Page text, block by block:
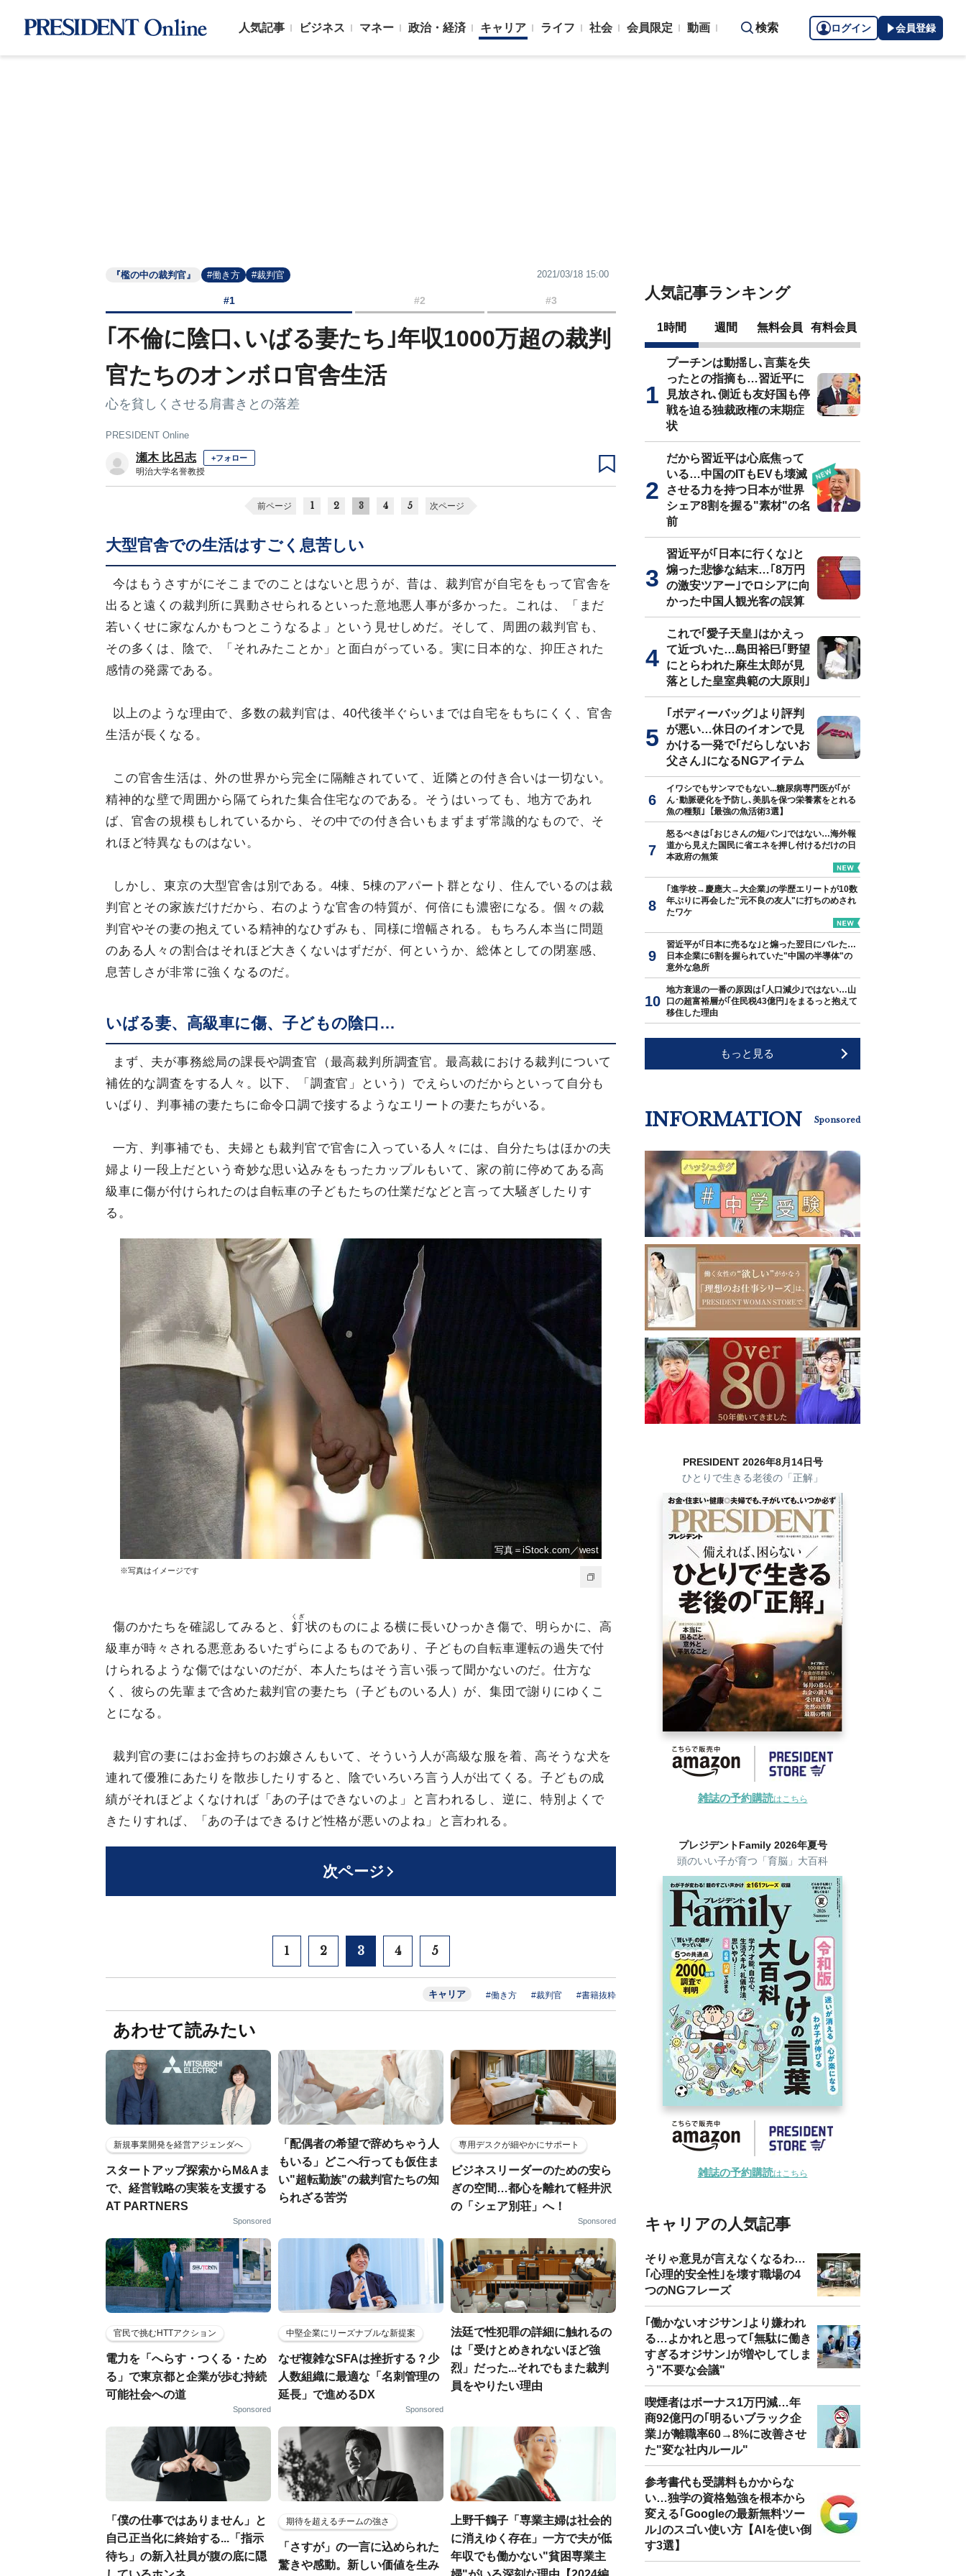
人気記事 ビジネス マネー 政治・経済 キャリア ライフ 社会 会員限定 動画 検索 ログイン 会員登録
『檻の中の裁判官』 #働き方 #裁判官 2021/03/18 15:00
#1 #2 #3
｢不倫に陰口､いばる妻たち｣年収1000万超の裁判
官たちのオンボロ官舎生活
心を貧しくさせる肩書きとの落差
PRESIDENT Online
瀬木 比呂志 +フォロー
明治大学名誉教授
前ページ 1 2 3 4 5 次ページ
大型官舎での生活はすごく息苦しい
今はもうさすがにそこまでのことはないと思うが、昔は、裁判官が自宅をもって官舎を
出ると遠くの裁判所に異動させられるといった意地悪人事が多かった。これは、「まだ
若いくせに家なんかもつとこうなるよ」という見せしめだ。そして、周囲の裁判官も、
その多くは、陰で、「それみたことか」と面白がっている。実に日本的な、抑圧された
感情の発露である。
以上のような理由で、多数の裁判官は、40代後半ぐらいまでは自宅をもちにくく、官舎
生活が長くなる。
この官舎生活は、外の世界から完全に隔離されていて、近隣との付き合いは一切ない。
精神的な壁で周囲から隔てられた集合住宅なのである。そうはいっても、地方であれ
ば、官舎の規模もしれているから、その中での付き合いもまずまず常識的なもので、そ
れほど特異なものはない。
しかし、東京の大型官舎は別である。4棟、5棟のアパート群となり、住んでいるのは裁
判官とその家族だけだから、右のような官舎の特質が、何倍にも濃密になる。個々の裁
判官やその妻の抱えている精神的なひずみも、同様に増幅される。もちろん本当に問題
のある人々の割合はそれほど大きくないはずだが、何というか、総体としての閉塞感、
息苦しさが非常に強くなるのだ。
いばる妻、高級車に傷、子どもの陰口…
まず、夫が事務総局の課長や調査官（最高裁判所調査官。最高裁における裁判について
補佐的な調査をする人々。以下、「調査官」という）でえらいのだからといって自分も
いばり、判事補の妻たちに命令口調で接するようなエリートの妻たちがいる。
一方、判事補でも、夫婦とも裁判官で官舎に入っている人々には、自分たちはほかの夫
婦より一段上だという奇妙な思い込みをもったカップルもいて、家の前に停めてある高
級車に傷が付けられたのは自転車の子どもたちの仕業だなどと言って大騒ぎしたりす
る。
写真＝iStock.com／west
※写真はイメージです
傷のかたちを確認してみると、釘
くぎ
状のものによる横に長いひっかき傷で、明らかに、高
級車が時々される悪意あるいたずらによるものであり、子どもの自転車運転の過失で付
けられるような傷ではないのだが、本人たちはそう言い張って聞かないのだ。仕方な
く、彼らの先輩まで含めた裁判官の妻たち（子どものいる人）が、集団で謝りにゆくこ
とになる。
裁判官の妻にはお金持ちのお嬢さんもいて、そういう人が高級な服を着、高そうな犬を
連れて優雅にあたりを散歩したりすると、陰でいろいろ言う人が出てくる。子どもの成
績がそれほどよくなければ「あの子はできないのよ」と言われるし、逆に、特別よくで
きたりすれば、「あの子はできるけど性格が悪いのよね」と言われる。
次ページ
1 2 3 4 5
キャリア #働き方 #裁判官 #書籍抜粋
あわせて読みたい
新規事業開発を経営アジェンダへ
スタートアップ探索からM&Aま
で、経営戦略の実装を支援する
AT PARTNERS
Sponsored
「配偶者の希望で辞めちゃう人
もいる」どこへ行っても仮住ま
い"超転勤族"の裁判官たちの知
られざる苦労
専用デスクが細やかにサポート
ビジネスリーダーのための安ら
ぎの空間…都心を離れて軽井沢
の「シェア別荘」へ！
Sponsored
官民で挑むHTTアクション
電力を「へらす・つくる・ため
る」で東京都と企業が歩む持続
可能社会への道
Sponsored
中堅企業にリーズナブルな新提案
なぜ複雑なSFAは挫折する？少
人数組織に最適な「名刺管理の
延長」で進めるDX
Sponsored
法廷で性犯罪の詳細に触れるの
は「受けとめきれないほど強
烈」だった...それでもまた裁判
員をやりたい理由
「僕の仕事ではありません」と
自己正当化に終始する...「指示
待ち」の新入社員が腹の底に隠
期待を超えるチームの強さ
「さすが」の一言に込められた
驚きや感動。新しい価値を生み
上野千鶴子「専業主婦は社会的
に消えゆく存在」一方で夫が低
年収でも働かない"貧困専業主
人気記事ランキング
1時間 週間 無料会員 有料会員
プーチンは動揺し､言葉を失
ったとの指摘も…習近平に
見放され､側近も友好国も停
戦を迫る独裁政権の末期症
状
だから習近平は心底焦って
いる…中国のITもEVも壊滅
させる力を持つ日本が世界
シェア8割を握る"素材"の名
前
習近平が｢日本に行くな｣と
煽った悲惨な結末…｢8万円
の激安ツアー｣でロシアに向
かった中国人観光客の誤算
これで｢愛子天皇｣はかえっ
て近づいた…島田裕巳｢野望
にとらわれた麻生太郎が見
落とした皇室典範の大原則｣
｢ボディーバッグ｣より評判
が悪い…休日のイオンで見
かける一発で｢だらしないお
父さん｣になるNGアイテム
イワシでもサンマでもない...糖尿病専門医が｢が
ん･動脈硬化を予防し､美肌を保つ栄養素をとれる
魚の種類｣【最強の魚活術3選】
怒るべきは｢おじさんの短パン｣ではない…海外報
道から見えた国民に省エネを押し付けるだけの日
本政府の無策
｢進学校→慶應大→大企業｣の学歴エリートが10数
年ぶりに再会した"元不良の友人"に打ちのめされ
たワケ
習近平が｢日本に売るな｣と煽った翌日にバレた…
日本企業に6割を握られていた"中国の半導体"の
意外な急所
地方衰退の一番の原因は｢人口減少｣ではない…山
口の超富裕層が｢住民税43億円｣をまるっと抱えて
移住した理由
もっと見る
INFORMATION Sponsored
PRESIDENT 2026年8月14日号
ひとりで生きる老後の「正解」
雑誌の予約購読はこちら
プレジデントFamily 2026年夏号
頭のいい子が育つ「育脳」大百科
雑誌の予約購読はこちら
キャリアの人気記事
そりゃ意見が言えなくなるわ…
｢心理的安全性｣を壊す職場の4
つのNGフレーズ
｢働かないオジサン｣より嫌われ
る…よかれと思って｢無駄に働き
すぎるオジサン｣が増やしてしま
う"不要な会議"
喫煙者はボーナス1万円減…年
商92億円の｢明るいブラック企
業｣が離職率60→8%に改善させ
た"変な社内ルール"
参考書代も受講料もかからな
い…独学の資格勉強を根本から
変える｢Googleの最新無料ツー
ル｣のスゴい使い方【AIを使い倒
す3選】